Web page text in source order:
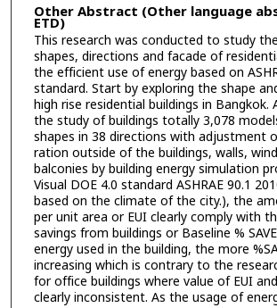
Other Abstract (Other language
ETD)
This research was conducted to study
shapes, directions and facade of
the efficient use of energy based on
standard. Start by exploring the shape
high rise residential buildings in Bangkok.
the study of buildings totally 3,078
shapes in 38 directions with adjustment
ration outside of the buildings, walls,
balconies by building energy simulation
Visual DOE 4.0 standard ASHRAE 90.1
based on the climate of the city.), the
per unit area or EUI clearly comply with
savings from buildings or Baseline %
energy used in the building, the more
increasing which is contrary to the
for office buildings where value of EUI and
clearly inconsistent. As the usage of